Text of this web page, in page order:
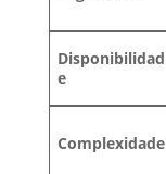
Disponibilidad
e
Complexidade